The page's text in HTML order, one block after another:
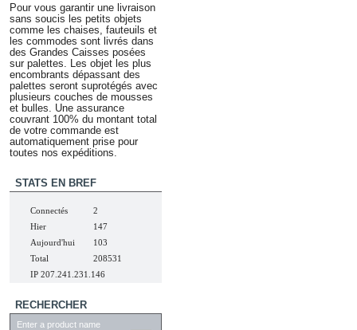
Pour vous garantir une livraison
sans soucis les petits objets
comme les chaises, fauteuils et
les commodes sont livrés dans
des Grandes Caisses posées
sur palettes. Les objet les plus
encombrants dépassant des
palettes seront suprotégés avec
plusieurs couches de mousses
et bulles. Une assurance
couvrant 100% du montant total
de votre commande est
automatiquement prise pour
toutes nos expéditions.
STATS EN BREF
Connectés
2
Hier
147
Aujourd'hui
103
Total
208531
IP 207.241.231.146
RECHERCHER
Enter a product name